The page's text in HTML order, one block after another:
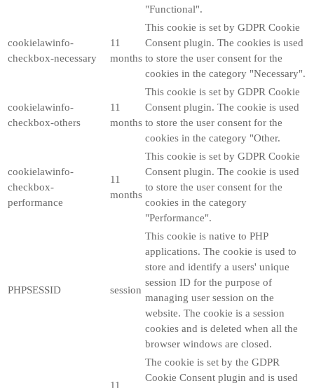
"Functional".
cookielawinfo-
checkbox-necessary
11
months
This cookie is set by GDPR Cookie
Consent plugin. The cookies is used
to store the user consent for the
cookies in the category "Necessary".
cookielawinfo-
checkbox-others
11
months
This cookie is set by GDPR Cookie
Consent plugin. The cookie is used
to store the user consent for the
cookies in the category "Other.
cookielawinfo-
checkbox-
performance
11
months
This cookie is set by GDPR Cookie
Consent plugin. The cookie is used
to store the user consent for the
cookies in the category
"Performance".
PHPSESSID session
This cookie is native to PHP
applications. The cookie is used to
store and identify a users' unique
session ID for the purpose of
managing user session on the
website. The cookie is a session
cookies and is deleted when all the
browser windows are closed.
11
The cookie is set by the GDPR
Cookie Consent plugin and is used